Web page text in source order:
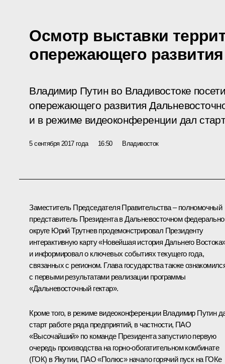
Осмотр выставки
опережающего
Владимир Путин во Владивостоке
опережающего развития
и в режиме видеоконференции дал
5 сентября 2017 года 16:50 Владивосток
Заместитель Председателя Правительства – полномочный
представитель Президента в Дальневосточном
округе Юрий Трутневпродемонстрировал Президенту
интерактивную карту «Новейшая история Дальнего
и информировал о ключевых событиях текущего года,
связанных с регионом. Глава государства также
с первыми результатами реализации программы
«Дальневосточный гектар».
Кроме того, в режиме видеоконференции Владимир Путин
старт работе ряда предприятий, в частности, ПАО
«Высочайший» по команде Президента запустило первую
очередь производства на горно-обогатительном комбинате
(ГОК) в Якутии, ПАО «Полюс» начало горячий пуск на ГОКе